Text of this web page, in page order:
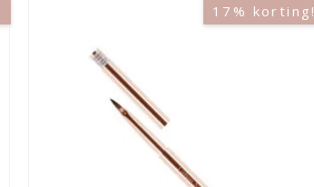
17% korting!